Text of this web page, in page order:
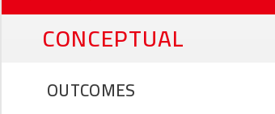
CONCEPTUAL
OUTCOMES